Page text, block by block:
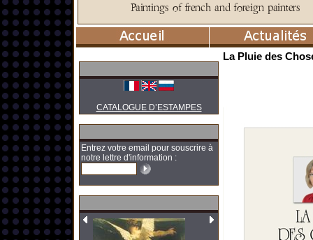
CATALOGUE D’ESTAMPES
Entrez votre email pour souscrire à
notre lettre d'information :
La Pluie des